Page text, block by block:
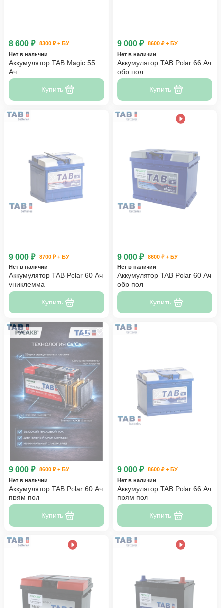
8 600 ₽
8300 ₽ + БУ
Нет в наличии
Аккумулятор TAB Magic 55
Ач
Купить
9 000 ₽
8600 ₽ + БУ
Нет в наличии
Аккумулятор TAB Polar 66 Ач
обр пол
Купить
9 000 ₽
8700 ₽ + БУ
Нет в наличии
Аккумулятор TAB Polar 60 Ач
униклемма
Купить
9 000 ₽
8600 ₽ + БУ
Нет в наличии
Аккумулятор TAB Polar 60 Ач
обр пол
Купить
9 000 ₽
8600 ₽ + БУ
Нет в наличии
Аккумулятор TAB Polar 60 Ач
прям пол
Купить
9 000 ₽
8600 ₽ + БУ
Нет в наличии
Аккумулятор TAB Polar 66 Ач
прям пол
Купить